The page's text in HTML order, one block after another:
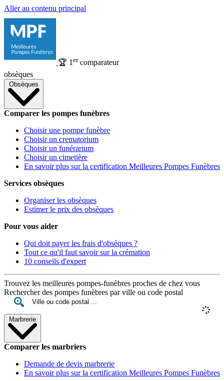
Aller au contenu principal
🏆 1 ercomparateur
obsèques
Obsèques
Comparer les pompes funèbres
Choisir une pompe funèbre
Choisir un crematorium
Choisir un funérarium
Choisir un cimetière
En savoir plus sur la certification Meilleures Pompes Funèbres
Services obsèques
Organiser les obsèques
Estimer le prix des obsèques
Pour vous aider
Qui doit payer les frais d'obsèques ?
Tout ce qu'il faut savoir sur la crémation
10 conseils d'expert
Trouvez les meilleures pompes-funèbres proches de chez vous
Rechercher des pompes funèbres par ville ou code postal
Marbrerie
Comparer les marbriers
Demande de devis marbrerie
En savoir plus sur la certification Meilleures Pompes Funèbres